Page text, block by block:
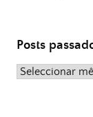
Posts
Posts